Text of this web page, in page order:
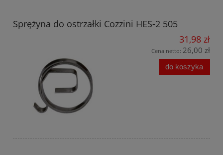
Sprężyna do ostrzałki Cozzini HES-2 505
31,98 zł
Cena netto: 26,00 zł
do koszyka